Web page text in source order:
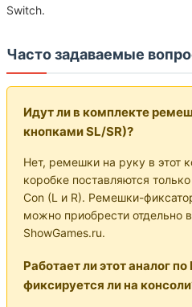
Switch.
Часто задаваемые
Идут ли в комплекте
кнопками SL/SR)?
Нет, ремешки на руку в этот
коробке поставляются
Con (L и R). Ремешки-
можно приобрести отдельно
ShowGames.ru.
Работает ли этот аналог
фиксируется ли на